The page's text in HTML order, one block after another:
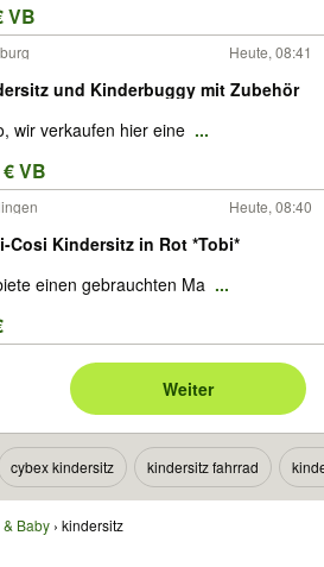
VB
Heute, 08:41
und Kinderbuggy mit Zubehör
wir verkaufen hier eine ...
VB
Heute, 08:40
Cosi Kindersitz in Rot *Tobi*
einen gebrauchten Ma ...
Weiter
cybex kindersitz kindersitz fahrrad
Baby kindersitz